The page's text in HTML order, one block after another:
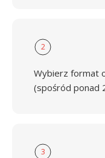
2
Wybierz format
(spośród ponad
3